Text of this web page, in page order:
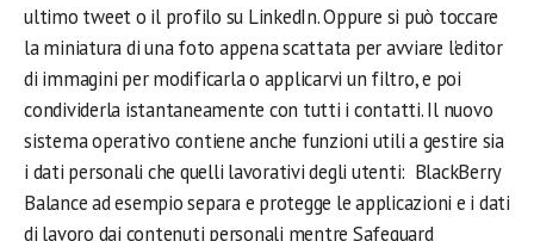
ultimo tweet o il profilo su LinkedIn. Oppure si può toccare
la miniatura di una foto appena scattata per avviare l’editor
di immagini per modificarla o applicarvi un filtro, e poi
condividerla istantaneamente con tutti i contatti. Il nuovo
sistema operativo contiene anche funzioni utili a gestire sia
i dati personali che quelli lavorativi degli utenti: BlackBerry
Balance ad esempio separa e protegge le applicazioni e i dati
di lavoro dai contenuti personali mentre Safeguard